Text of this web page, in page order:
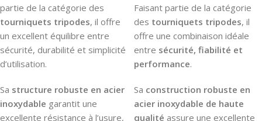
partie de la catégorie des
tourniquets tripodes, il offre
un excellent équilibre entre
sécurité, durabilité et simplicité
d’utilisation.
Sa structure robuste en acier
inoxydable garantit une
excellente résistance à l’usure,
Faisant partie de la catégorie
des tourniquets tripodes, il
offre une combinaison idéale
entre sécurité, fiabilité et
performance.
Sa construction robuste en
acier inoxydable de haute
qualité assure une excellente